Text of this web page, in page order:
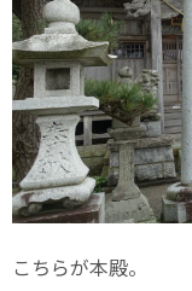
こちらが本殿。